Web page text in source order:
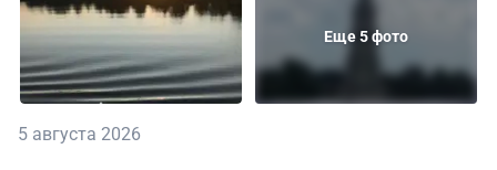
Еще 5 фото
5 августа 2026